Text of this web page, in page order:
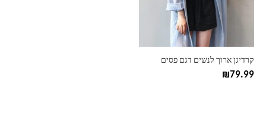
קרדיגן ארוך לנשים דגם פסים
₪79.99